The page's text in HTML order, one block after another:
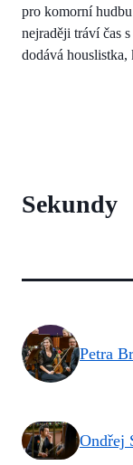
pro komorní
nejraději tráví čas
dodává houslistka,
Sekundy
Petra
Ondřej